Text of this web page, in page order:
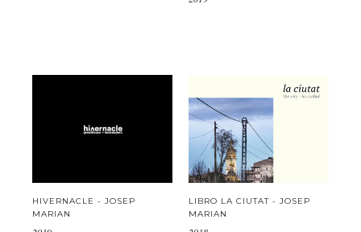
HIVERNACLE - JOSEP
MARIAN
LIBRO LA CIUTAT - JOSEP
MARIAN